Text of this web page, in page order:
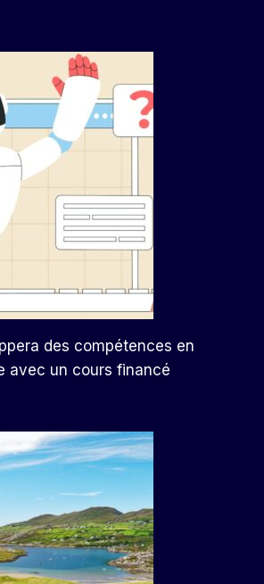
des compétences en
avec un cours financé